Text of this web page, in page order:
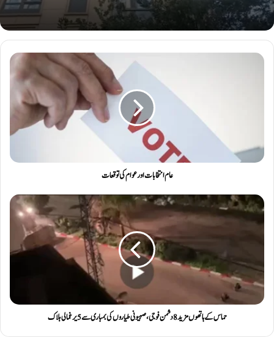
عام انتخابات اور عوام کی توقعات
حماس کے ہاتھوں مزید 8 دشمن فوجی، صہیونی طیاروں کی بمباری سے 5 یرغمالی ہلاک